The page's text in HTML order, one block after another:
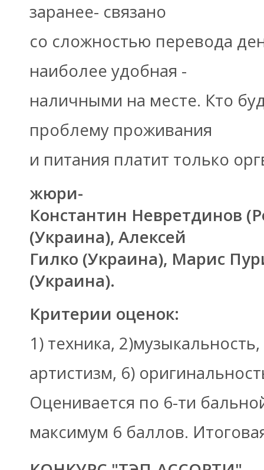
заранее- связано
со сложностью перевода
наиболее удобная -
наличными на месте. Кто
проблему проживания
и питания платит только
жюри-
Константин Невретдинов
(Украина), Алексей
Гилко (Украина), Марис
(Украина).
Критерии оценок:
1) техника,
артистизм, 6)
Оценивается по 6-ти
максимум 6 баллов.